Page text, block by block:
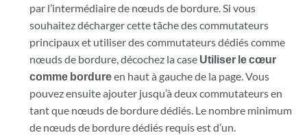
par l’intermédiaire de nœuds de bordure. Si vous
souhaitez décharger cette tâche des commutateurs
principaux et utiliser des commutateurs dédiés comme
nœuds de bordure, décochez la case Utiliser le cœur
comme bordureen haut à gauche de la page. Vous
pouvez ensuite ajouter jusqu’à deux commutateurs en
tant que nœuds de bordure dédiés. Le nombre minimum
de nœuds de bordure dédiés requis est d’un.